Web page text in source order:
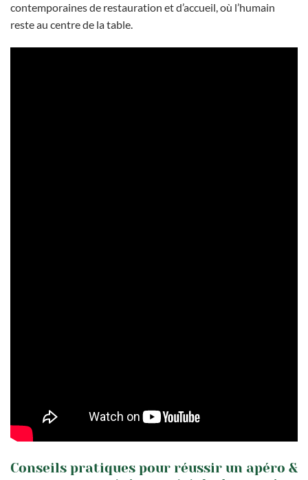
contemporaines de restauration et d’accueil, où l’humain
reste au centre de la table.
Conseils pratiques pour réussir un apéro &